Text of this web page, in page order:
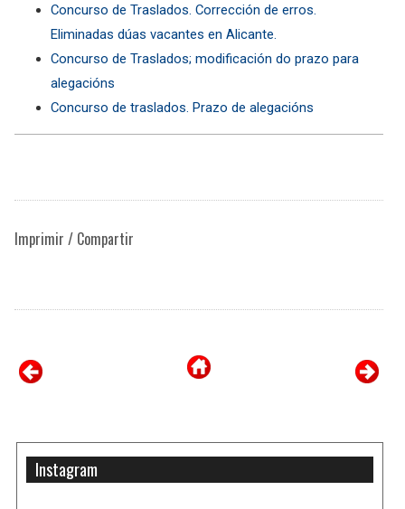
Concurso de Traslados. Corrección de erros.
Eliminadas dúas vacantes en Alicante.
Concurso de Traslados; modificación do prazo para
alegacións
Concurso de traslados. Prazo de alegacións
Imprimir / Compartir
Instagram